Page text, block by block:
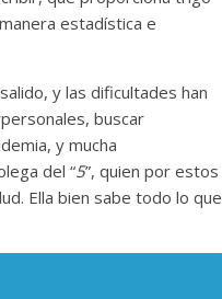
estadística e
y las dificultades han
buscar
y mucha
del “5”, quien por estos
Ella bien sabe todo lo que